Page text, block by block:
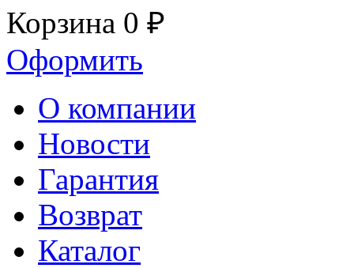
Корзина 0 ₽
Оформить
О компании
Новости
Гарантия
Возврат
Каталог